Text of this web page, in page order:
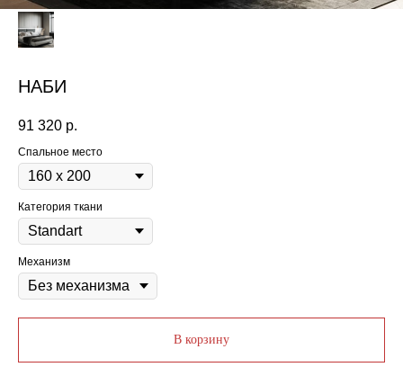
НАБИ
91 320 р.
Спальное место
Категория ткани
Механизм
В корзину